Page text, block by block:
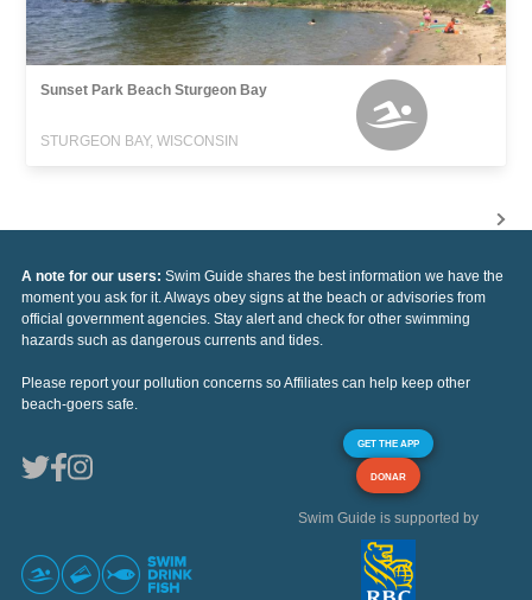
Sunset Park Beach Sturgeon Bay
STURGEON BAY, WISCONSIN
A note for our users: Swim Guide shares the best information we have the
moment you ask for it. Always obey signs at the beach or advisories from
official government agencies. Stay alert and check for other swimming
hazards such as dangerous currents and tides.
Please report your pollution concerns so Affiliates can help keep other
beach-goers safe.
GET THE APP
DONAR
Swim Guide is supported by